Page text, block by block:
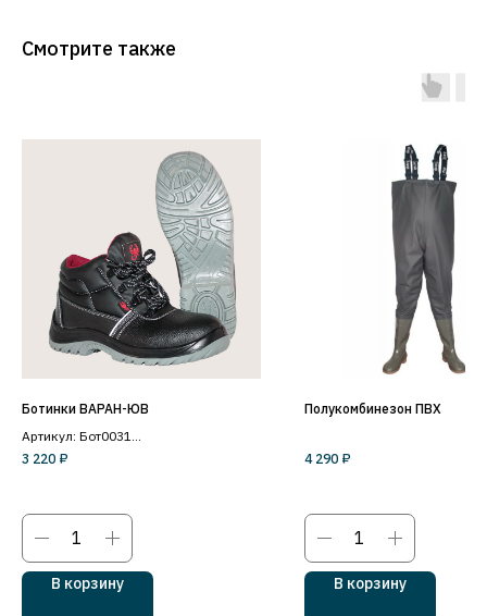
Смотрите также
Ботинки ВАРАН-ЮВ
Артикул: Бот0031
3 220 ₽
В корзину
Полукомбинезон ПВХ
4 290 ₽
В корзину